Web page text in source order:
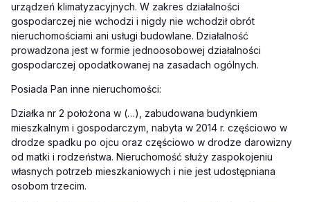
urządzeń klimatyzacyjnych. W zakres działalności
gospodarczej nie wchodzi i nigdy nie wchodził obrót
nieruchomościami ani usługi budowlane. Działalność
prowadzona jest w formie jednoosobowej działalności
gospodarczej opodatkowanej na zasadach ogólnych.
Posiada Pan inne nieruchomości:
Działka nr 2 położona w (…), zabudowana budynkiem
mieszkalnym i gospodarczym, nabyta w 2014 r. częściowo w
drodze spadku po ojcu oraz częściowo w drodze darowizny
od matki i rodzeństwa. Nieruchomość służy zaspokojeniu
własnych potrzeb mieszkaniowych i nie jest udostępniana
osobom trzecim.